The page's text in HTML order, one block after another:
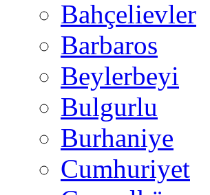
Bahçelievler
Barbaros
Beylerbeyi
Bulgurlu
Burhaniye
Cumhuriyet